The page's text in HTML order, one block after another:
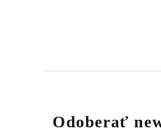
Odoberať